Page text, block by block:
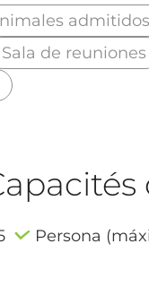
admitidos
Sala de reuniones
Persona